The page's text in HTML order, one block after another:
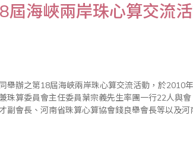
海峽兩岸珠心算交流
舉辦之第18屆海峽兩岸珠心算交流活動，於2010
珠算委員會主任委員葉宗義先生率團一行22人與
副會長、河南省珠算心算協會錢良舉會長等以及河